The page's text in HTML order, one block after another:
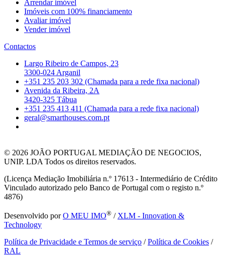
Arrendar imóvel
Imóveis com 100% financiamento
Avaliar imóvel
Vender imóvel
Contactos
Largo Ribeiro de Campos, 23
3300-024 Arganil
+351 235 203 302 (Chamada para a rede fixa nacional)
Avenida da Ribeira, 2A
3420-325 Tábua
+351 235 413 411 (Chamada para a rede fixa nacional)
geral@smarthouses.com.pt
© 2026 JOÃO PORTUGAL MEDIAÇÃO DE NEGOCIOS,
UNIP. LDA Todos os direitos reservados.
(Licença Mediação Imobiliária n.º 17613 - Intermediário de Crédito
Vinculado autorizado pelo Banco de Portugal com o registo n.º
4876)
Desenvolvido porO MEU IMO® / XLM - Innovation &
Technology
Política de Privacidade e Termos de serviço /Política de Cookies /
RAL